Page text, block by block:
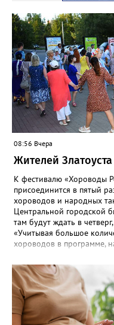
08:56 Вчера
Жителей
К фестивалю «Хороводы
присоединится в пятый
хороводов и народных
Центральной городской
там будут ждать в
«Учитывая большое
хороводов в программе,
(четверг) и 11 (вторник)
сообщают организаторы.
любую погоду! Если не
зале на 5-ом этаже».
году будут объединены
народ, вставай в единый